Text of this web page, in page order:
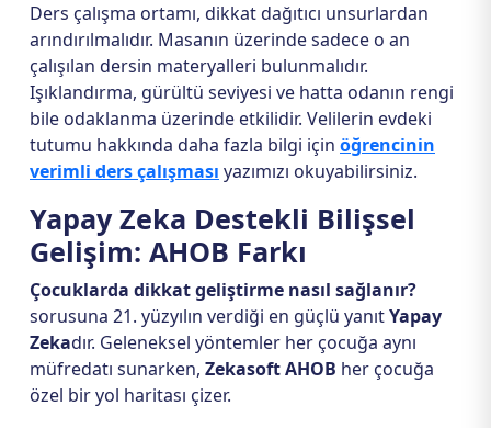
Ders çalışma ortamı, dikkat dağıtıcı unsurlardan
arındırılmalıdır. Masanın üzerinde sadece o an
çalışılan dersin materyalleri bulunmalıdır.
Işıklandırma, gürültü seviyesi ve hatta odanın rengi
bile odaklanma üzerinde etkilidir. Velilerin evdeki
tutumu hakkında daha fazla bilgi için öğrencinin
verimli ders çalışması yazımızı okuyabilirsiniz.
Yapay Zeka Destekli Bilişsel
Gelişim: AHOB Farkı
Çocuklarda dikkat geliştirme nasıl sağlanır?
sorusuna 21. yüzyılın verdiği en güçlü yanıtYapay
Zekadır. Geleneksel yöntemler her çocuğa aynı
müfredatı sunarken, Zekasoft AHOB her çocuğa
özel bir yol haritası çizer.